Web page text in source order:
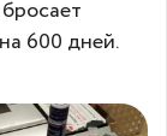
600 дней.